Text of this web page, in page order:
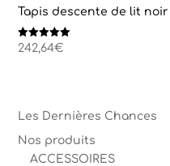
Tapis descente de lit
Note
242,64€
Les Dernières Chances
Nos produits
ACCESSOIRES